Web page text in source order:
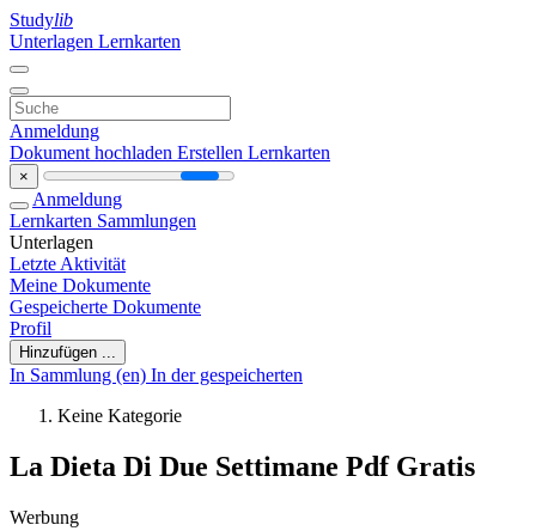
Studylib
Unterlagen Lernkarten
Anmeldung
Dokument hochladen Erstellen Lernkarten
×
Anmeldung
Lernkarten Sammlungen
Unterlagen
Letzte Aktivität
Meine Dokumente
Gespeicherte Dokumente
Profil
Hinzufügen ...
In Sammlung (en) In der gespeicherten
Keine Kategorie
La Dieta Di Due Settimane Pdf Gratis
Werbung